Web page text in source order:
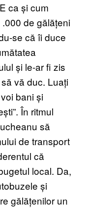
ca și cum
de gălățeni
se că îi duce
și le-ar fi zis
vă duc. Luați
bani și
În ritmul
să
de transport
că
local. Da,
și
gălățenilor un